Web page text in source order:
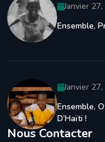
Janvier
Ensemble,
Janvier
Ensemble,
D’Haïti !
Nous Contacter